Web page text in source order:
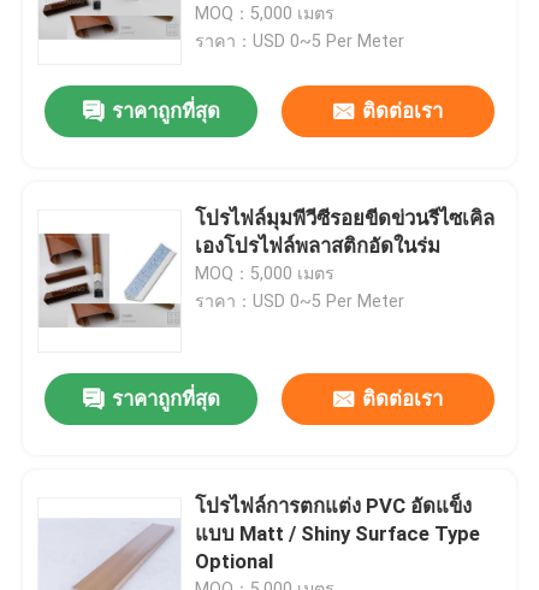
วิดีโอ
เกี่ยวกับเรา
การควบคุมคุณภาพ
ข่าว
โปรไฟล์การอัดรีด PVC
MOQ：5,000 เมตร
ราคา：USD 0~5 Per Meter
ราคาถูกที่สุด ติดต่อเรา
โปรไฟล์มุมพีวีซีรอยขีดข่วนรีไซเคิล
เองโปรไฟล์พลาสติกอัดในร่ม
MOQ：5,000 เมตร
ราคา：USD 0~5 Per Meter
ราคาถูกที่สุด ติดต่อเรา
โปรไฟล์การตกแต่ง PVC อัดแข็ง
แบบ Matt / Shiny Surface Type
Optional